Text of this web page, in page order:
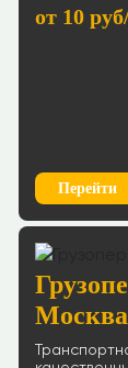
от 10
Перейти